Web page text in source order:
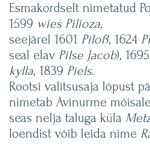
Esmakordselt nimetatud
1599 wieś Pilioza,
seejärel 1601 Piloß, 1624
seal elav Pilse Jacob), 1695
kylla, 1839 Piels.
Rootsi valitsusaja lõpust
nimetab Avinurme
seas nelja taluga küla
loendist võib leida nime